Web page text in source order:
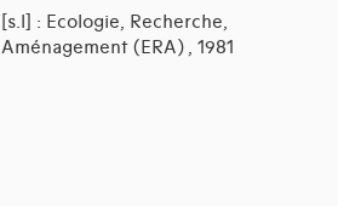
[s.l] : Ecologie, Recherche,
Aménagement (ERA) , 1981